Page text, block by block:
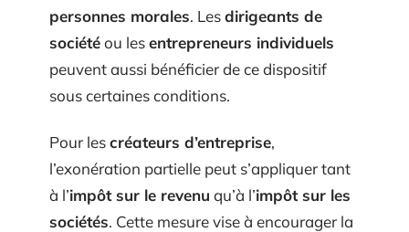
personnes morales. Lesdirigeants de
sociétéou lesentrepreneurs individuels
peuvent aussi bénéficier de ce dispositif
sous certaines conditions.
Pour lescréateurs d’entreprise,
l’exonération partielle peut s’appliquer tant
à l’impôt sur le revenu qu’à l’impôt sur les
sociétés. Cette mesure vise à encourager la